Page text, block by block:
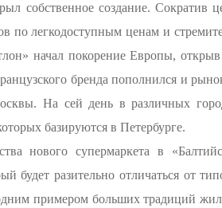
собственное создание.
по легкодоступным ценам и
начал покорение Европы,
бренда пополнился и
На сей день в различных
базируются в Петербурге.
нового супермаркета в
будет разительно отличаться от
примером больших традиций